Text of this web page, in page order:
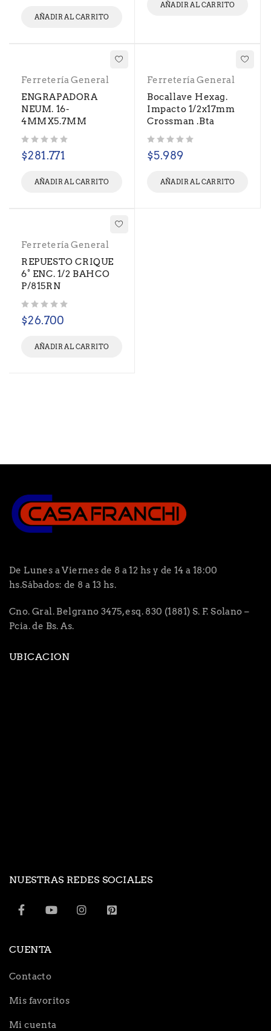
AÑADIR AL CARRITO
AÑADIR AL CARRITO
Ferretería General
ENGRAPADORA
NEUM. 16-
4MMX5.7MM
$281.771
AÑADIR AL CARRITO
Ferretería General
Bocallave Hexag.
Impacto 1/2x17mm
Crossman .Bta
$5.989
AÑADIR AL CARRITO
Ferretería General
REPUESTO CRIQUE
6° ENC. 1/2 BAHCO
P/815RN
$26.700
AÑADIR AL CARRITO
De Lunes a Viernes de 8 a 12 hs y de 14 a 18:00
hs.Sábados: de 8 a 13 hs.
Cno. Gral. Belgrano 3475, esq. 830 (1881) S. F. Solano –
Pcia. de Bs. As.
UBICACION
NUESTRAS REDES SOCIALES
CUENTA
Contacto
Mis favoritos
Mi cuenta